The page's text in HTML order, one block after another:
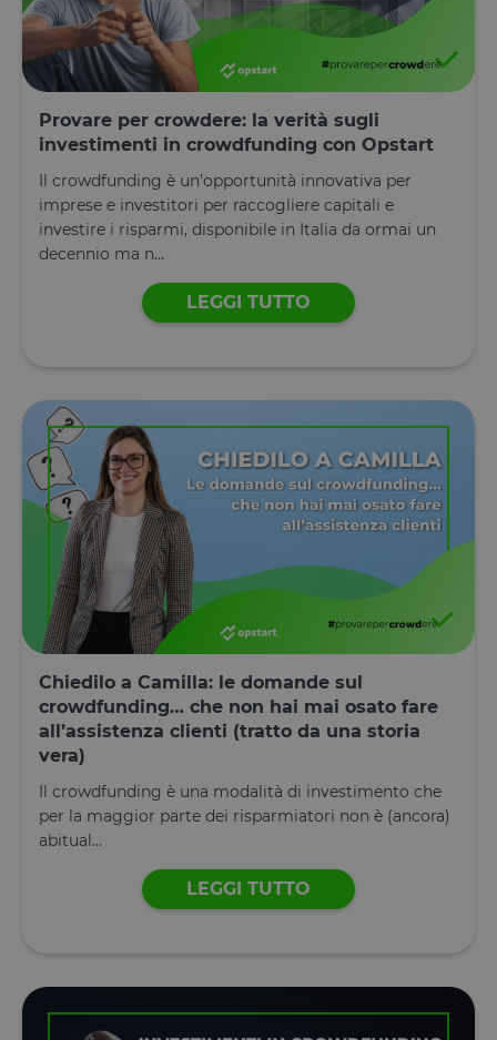
Provare per crowdere: la verità sugli
investimenti in crowdfunding con Opstart
Il crowdfunding è un’opportunità innovativa per
imprese e investitori per raccogliere capitali e
investire i risparmi, disponibile in Italia da ormai un
decennio ma n...
LEGGI TUTTO
Chiedilo a Camilla: le domande sul
crowdfunding… che non hai mai osato fare
all’assistenza clienti (tratto da una storia
vera)
Il crowdfunding è una modalità di investimento che
per la maggior parte dei risparmiatori non è (ancora)
abitual...
LEGGI TUTTO